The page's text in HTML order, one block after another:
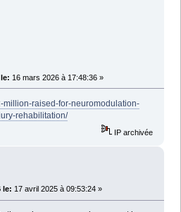
16 mars 2026 à 17:48:36 »
million-raised-for-neuromodulation-
rehabilitation/
IP archivée
le: 17 avril 2025 à 09:53:24 »